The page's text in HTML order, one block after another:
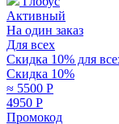
Активный
На один заказ
Для всех
Скидка 10% для
Скидка 10%
≈ 5500 Р
4950 Р
Промокод